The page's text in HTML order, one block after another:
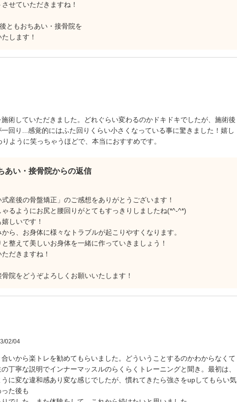
せていただきますね！
ともおちあい・接骨院を
します！
術していただきました。どれぐらい変わるのかドキドキでしたが、施術後
回り...感覚的にはふた回りくらい小さくなっている事に驚きました！嬉し
ように笑っちゃうほどで、本当におすすめです。
あい・接骨院からの返信
産後の骨盤矯正」のご感想をありがとうございます！
るようにお尻と腰回りがとてもすっきりしましたね(*^-^*)
しいです！
ら、お身体に様々なトラブルが起こりやすくなります。
整えて美しいお身体を一緒に作っていきましょう！
だきますね！
院をどうぞよろしくお願いいたします！
02/04
いから楽トレを勧めてもらいました。どういうことするのかわからなくて
丁寧な説明でインナーマッスルのらくらくトレーニングと聞き。最初は、
に変な違和感あり変な感じでしたが、慣れてきたら強さをupしてもらい気
た後も